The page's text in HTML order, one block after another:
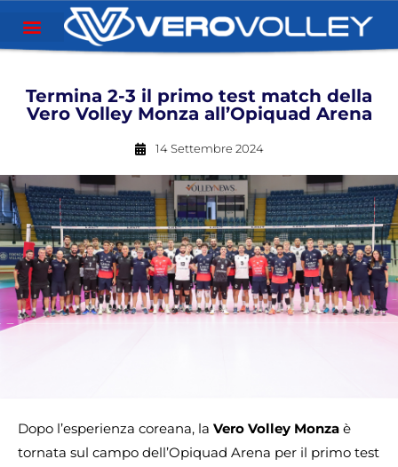
Termina 2-3 il primo test match della
Vero Volley Monza all’Opiquad Arena
14 Settembre 2024
Dopo l’esperienza coreana, la Vero Volley Monza è
tornata sul campo dell’Opiquad Arena per il primo test